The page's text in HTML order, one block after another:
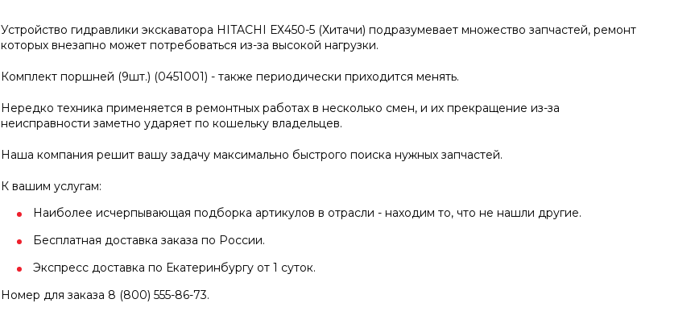
Устройство гидравлики экскаватора HITACHI ЕХ450-5 (Хитачи) подразумевает множество запчастей, ремонт
которых внезапно может потребоваться из-за высокой нагрузки.
Комплект поршней (9шт.) (0451001) - также периодически приходится менять.
Нередко техника применяется в ремонтных работах в несколько смен, и их прекращение из-за
неисправности заметно ударяет по кошельку владельцев.
Наша компания решит вашу задачу максимально быстрого поиска нужных запчастей.
К вашим услугам:
Наиболее исчерпывающая подборка артикулов в отрасли - находим то, что не нашли другие.
Бесплатная доставка заказа по России.
Экспресс доставка по Екатеринбургу от 1 суток.
Номер для заказа 8 (800) 555-86-73.